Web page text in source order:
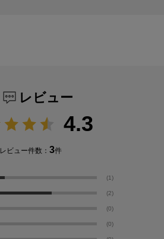
レビュー
4.3
レビュー件数：3件
(1)
(2)
(0)
(0)